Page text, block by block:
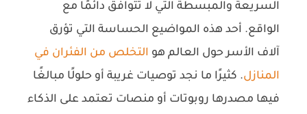
السريعة والمبسطة التي لا تتوافق دائمًا مع
الواقع. أحد هذه المواضيع الحساسة التي تؤرق
آلاف الأسر حول العالم هو التخلص من الفئران في
المنازل. كثيرًا ما نجد توصيات غريبة أو حلولًا مبالغًا
فيها مصدرها روبوتات أو منصات تعتمد على الذكاء